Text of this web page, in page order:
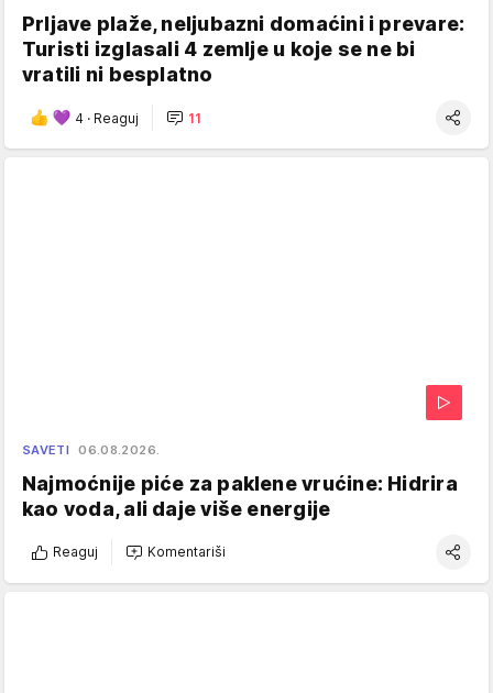
Prljave plaže, neljubazni domaćini i prevare:
Turisti izglasali 4 zemlje u koje se ne bi
vratili ni besplatno
4 · Reaguj 11
SAVETI 06.08.2026.
Najmoćnije piće za paklene vrućine: Hidrira
kao voda, ali daje više energije
Reaguj Komentariši